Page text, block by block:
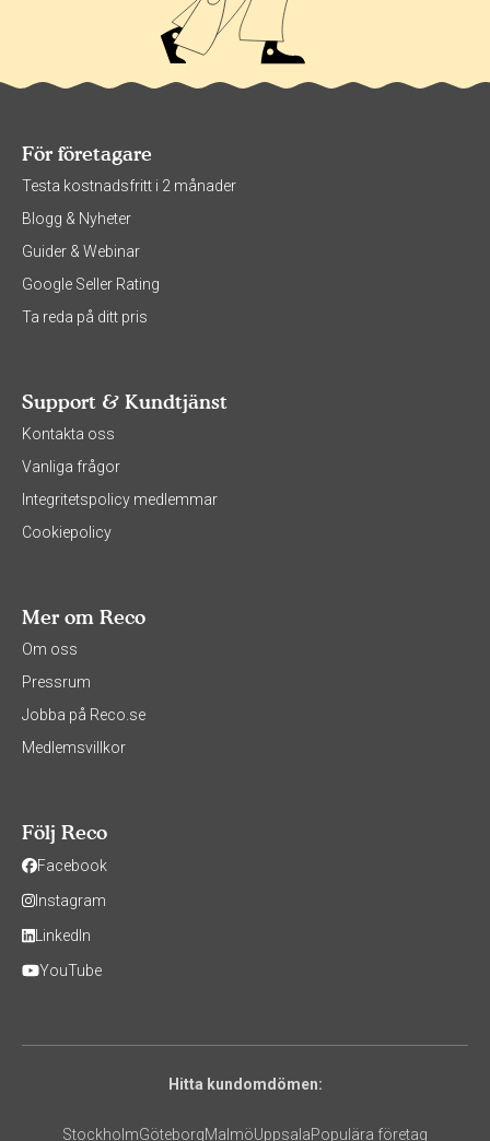
För företagare
Testa kostnadsfritt i 2 månader
Blogg & Nyheter
Guider & Webinar
Google Seller Rating
Ta reda på ditt pris
Support & Kundtjänst
Kontakta oss
Vanliga frågor
Integritetspolicy medlemmar
Cookiepolicy
Mer om Reco
Om oss
Pressrum
Jobba på Reco.se
Medlemsvillkor
Följ Reco
Facebook
Instagram
LinkedIn
YouTube
Hitta kundomdömen:
StockholmGöteborgMalmöUppsalaPopulära företag